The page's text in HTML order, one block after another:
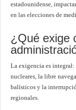
estadounidense,
en las elecciones de
¿Qué exige
La exigencia es
nucleares, la libre
balísticos y la
regionales.